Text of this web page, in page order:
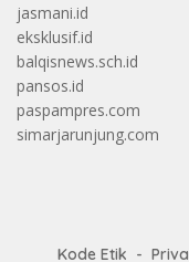
jasmani.id
eksklusif.id
balqisnews.sch.id
pansos.id
paspampres.com
simarjarunjung.com
Kode Etik